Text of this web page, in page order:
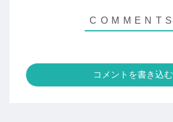
コメントを書き込む